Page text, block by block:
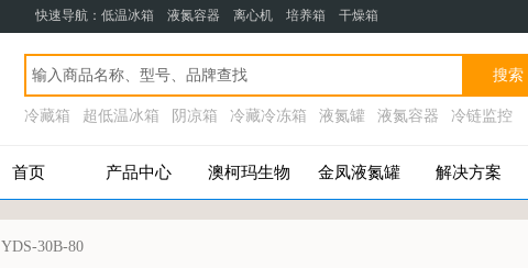
快速导航：低温冰箱 液氮容器 离心机 培养箱 干燥箱
首页 产品中心 澳柯玛生物 金凤液氮罐 解决方案
搜索
冷藏箱 超低温冰箱 阴凉箱 冷藏冷冻箱 液氮罐 液氮容器 冷链监控
YDS-30B-80